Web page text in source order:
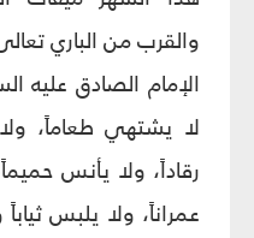
والقرب من الباري
الإمام الصادق عليه
لا يشتهي طعاماً،
رقاداً، ولا يأنس
عمراناً، ولا يلبس ثياباً